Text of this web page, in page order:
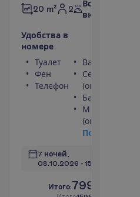
20 m² 2
Все
включено
Удобства в
номере
Туалет
Фен
Телефон
Ванна или душ
Сейф
(оплачивается)
Балкон
Мини-бар
(оплачивается)
По
7 ночей,
08.10.2026 - 15.10.2026
Итого:799.00